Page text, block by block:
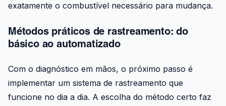
exatamente o combustível necessário para mudança.
Métodos práticos de rastreamento: do
básico ao automatizado
Com o diagnóstico em mãos, o próximo passo é
implementar um sistema de rastreamento que
funcione no dia a dia. A escolha do método certo faz